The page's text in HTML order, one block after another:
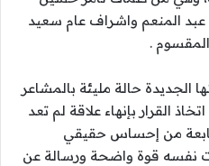
المنعم واشراف عام سعيد
المقسوم .
الجديدة حالة مليئة بالمشاعر
القرار بإنهاء علاقة لم تعد
نابعة من إحساس حقيقي
نفسه قوة واضحة ورسالة عن